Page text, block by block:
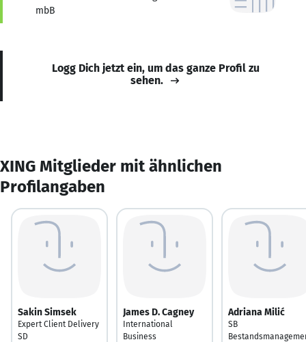
mbB
Logg Dich jetzt ein, um das ganze Profil zu
sehen.
XING Mitglieder mit ähnlichen
Profilangaben
Sakin Simsek
Expert Client Delivery
SD
James D. Cagney
International
Business
Adriana Milić
SB